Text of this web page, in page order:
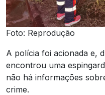
Foto: Reprodução
A polícia foi acionada e,
encontrou uma
não há informações
crime.